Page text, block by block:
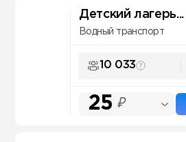
Детский лагерь...
Водный транспорт
10 033
25 ₽